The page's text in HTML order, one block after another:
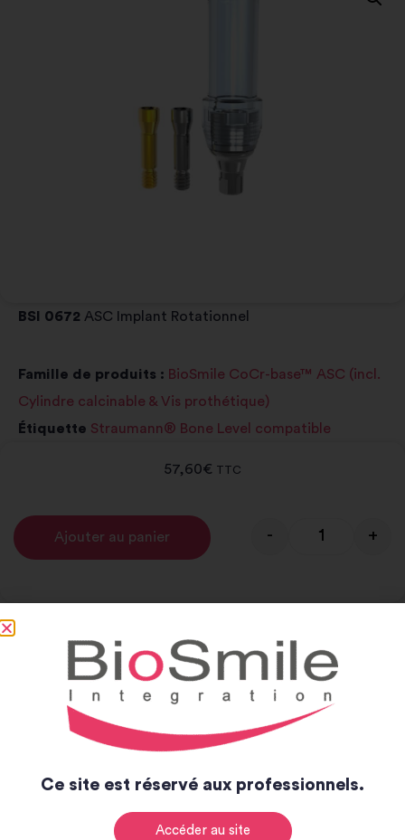
BSI 0672 ASC Implant Rotationnel
Famille de produits : BioSmile CoCr-base™ ASC (incl.
Cylindre calcinable & Vis prothétique)
Étiquette Straumann® Bone Level compatible
57,60€ TTC
- +
Ajouter au panier
Notice et catalogue
Catalogue
Ce site est réservé aux professionnels.
Accéder au site